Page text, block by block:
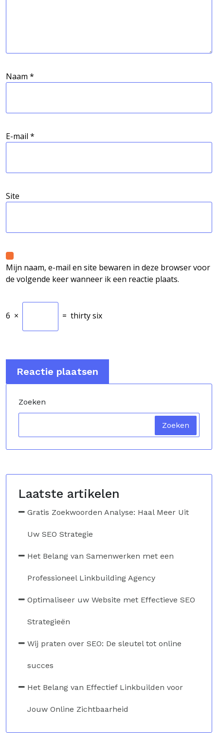
Naam *
E-mail *
Site
Mijn naam, e-mail en site bewaren in deze browser voor
de volgende keer wanneer ik een reactie plaats.
6 × = thirty six
Zoeken
Zoeken
Laatste artikelen
Gratis Zoekwoorden Analyse: Haal Meer Uit
Uw SEO Strategie
Het Belang van Samenwerken met een
Professioneel Linkbuilding Agency
Optimaliseer uw Website met Effectieve SEO
Strategieën
Wij praten over SEO: De sleutel tot online
succes
Het Belang van Effectief Linkbuilden voor
Jouw Online Zichtbaarheid